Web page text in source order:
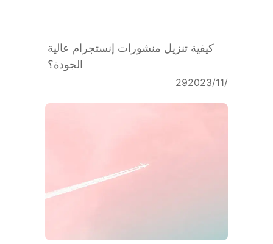
كيفية تنزيل منشورات إنستجرام عالية
الجودة؟
29‏/11‏/2023